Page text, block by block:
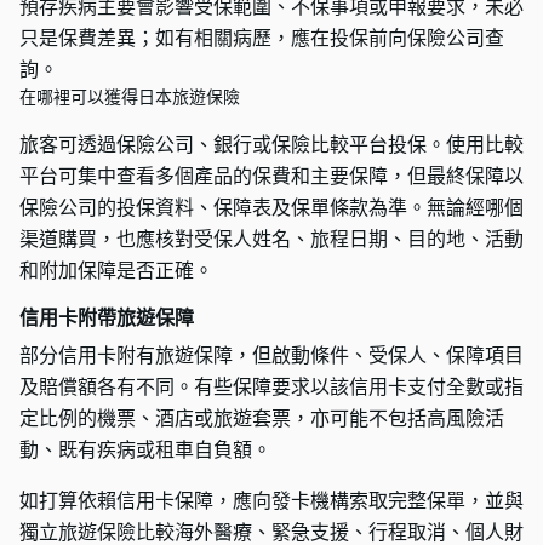
預存疾病主要會影響受保範圍、不保事項或申報要求，未必
只是保費差異；如有相關病歷，應在投保前向保險公司查
詢。
在哪裡可以獲得日本旅遊保險
旅客可透過保險公司、銀行或保險比較平台投保。使用比較
平台可集中查看多個產品的保費和主要保障，但最終保障以
保險公司的投保資料、保障表及保單條款為準。無論經哪個
渠道購買，也應核對受保人姓名、旅程日期、目的地、活動
和附加保障是否正確。
信用卡附帶旅遊保障
部分信用卡附有旅遊保障，但啟動條件、受保人、保障項目
及賠償額各有不同。有些保障要求以該信用卡支付全數或指
定比例的機票、酒店或旅遊套票，亦可能不包括高風險活
動、既有疾病或租車自負額。
如打算依賴信用卡保障，應向發卡機構索取完整保單，並與
獨立旅遊保險比較海外醫療、緊急支援、行程取消、個人財